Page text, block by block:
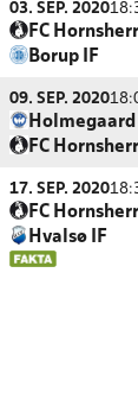
03. SEP. 2020
FC
Borup IF
09. SEP. 2020
Holmegaard
FC
17. SEP. 2020
FC
Hvalsø IF